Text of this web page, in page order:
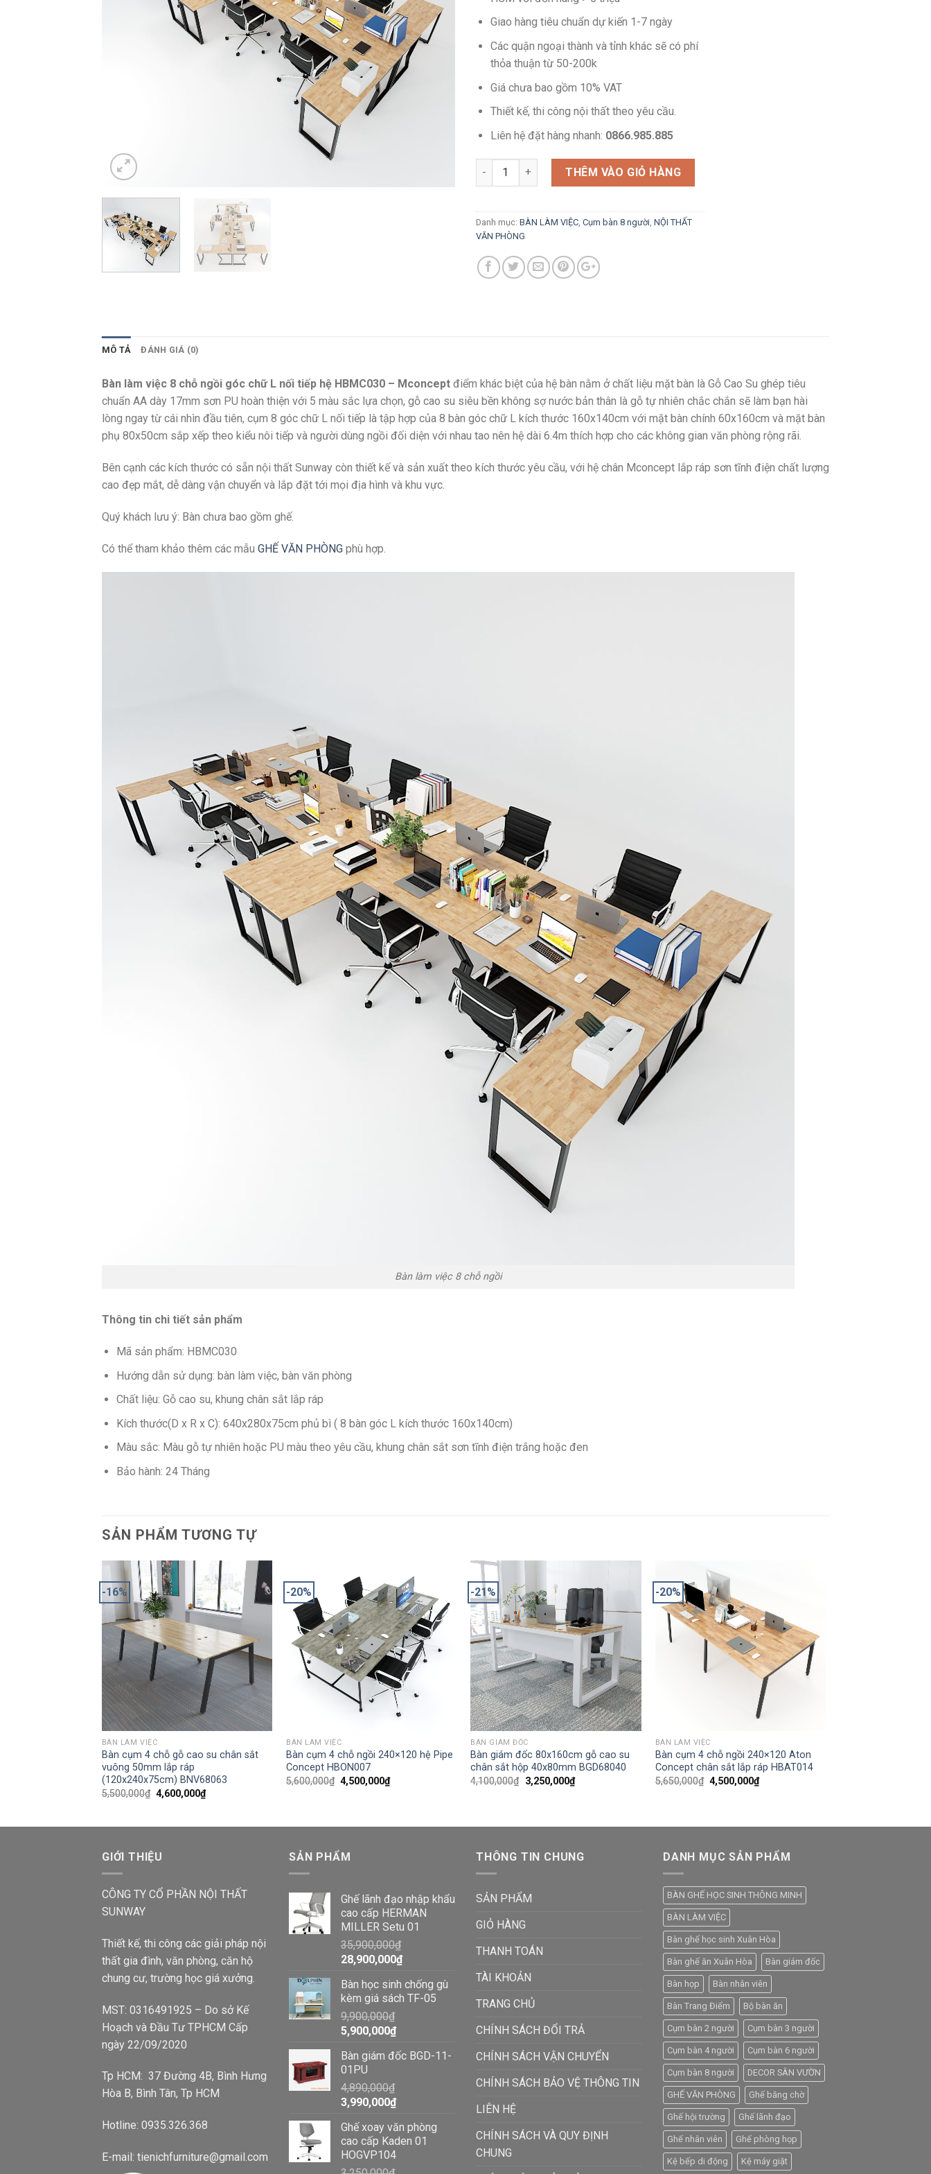
Giao hàng tiêu chuẩn dự kiến 1-7 ngày
Các quận ngoại thành và tỉnh khác sẽ có phí
thỏa thuận từ 50-200k
Giá chưa bao gồm 10% VAT
Thiết kế, thi công nội thất theo yêu cầu.
Liên hệ đặt hàng nhanh: 0866.985.885
Cụm bàn làm việc 8 chỗ hiện đại HBMC030 số lượng
THÊM VÀO GIỎ HÀNG
Danh mục: BÀN LÀM VIỆC, Cụm bàn 8 người, NỘI THẤT
VĂN PHÒNG
MÔ TẢ ĐÁNH GIÁ (0)
Bàn làm việc 8 chỗ ngồi góc chữ L nối tiếp hệ HBMC030 – Mconcept điểm khác biệt của hệ bàn nằm ở chất liệu mặt bàn là Gỗ Cao Su ghép tiêu
chuẩn AA dày 17mm sơn PU hoàn thiện với 5 màu sắc lựa chọn, gỗ cao su siêu bền không sợ nước bản thân là gỗ tự nhiên chắc chắn sẽ làm bạn hài
lòng ngay từ cái nhìn đầu tiên, cụm 8 góc chữ L nối tiếp là tập hợp của 8 bàn góc chữ L kích thước 160x140cm với mặt bàn chính 60x160cm và mặt bàn
phụ 80x50cm sắp xếp theo kiểu nôi tiếp và người dùng ngồi đối diện với nhau tao nên hệ dài 6.4m thích hợp cho các không gian văn phòng rộng rãi.
Bên cạnh các kích thước có sẵn nội thất Sunway còn thiết kế và sản xuất theo kích thước yêu cầu, với hệ chân Mconcept lắp ráp sơn tĩnh điện chất lượng
cao đẹp mắt, dễ dàng vận chuyển và lắp đặt tới mọi địa hình và khu vực.
Quý khách lưu ý: Bàn chưa bao gồm ghế.
Có thể tham khảo thêm các mẫu GHẾ VĂN PHÒNG phù hợp.
Bàn làm việc 8 chỗ ngồi
Thông tin chi tiết sản phẩm
Mã sản phẩm: HBMC030
Hướng dẫn sử dụng: bàn làm việc, bàn văn phòng
Chất liệu: Gỗ cao su, khung chân sắt lắp ráp
Kích thước(D x R x C): 640x280x75cm phủ bì ( 8 bàn góc L kích thước 160x140cm)
Màu sắc: Màu gỗ tự nhiên hoặc PU màu theo yêu cầu, khung chân sắt sơn tĩnh điện trắng hoặc đen
Bảo hành: 24 Tháng
SẢN PHẨM TƯƠNG TỰ
-16%
BÀN LÀM VIỆC
Bàn cụm 4 chỗ gỗ cao su chân sắt
vuông 50mm lắp ráp
(120x240x75cm) BNV68063
5,500,000₫ 4,600,000₫
-20%
BÀN LÀM VIỆC
Bàn cụm 4 chỗ ngồi 240×120 hệ Pipe
Concept HBON007
5,600,000₫ 4,500,000₫
-21%
BÀN GIÁM ĐỐC
Bàn giám đốc 80x160cm gỗ cao su
chân sắt hộp 40x80mm BGD68040
4,100,000₫ 3,250,000₫
-20%
BÀN LÀM VIỆC
Bàn cụm 4 chỗ ngồi 240×120 Aton
Concept chân sắt lắp ráp HBAT014
5,650,000₫ 4,500,000₫
GIỚI THIỆU
CÔNG TY CỔ PHẦN NỘI THẤT
SUNWAY
Thiết kế, thi công các giải pháp nội
thất gia đình, văn phòng, căn hộ
chung cư, trường học giá xưởng.
MST: 0316491925 – Do sở Kế
Hoạch và Đầu Tư TPHCM Cấp
ngày 22/09/2020
Tp HCM: 37 Đường 4B, Bình Hưng
Hòa B, Bình Tân, Tp HCM
Hotline: 0935.326.368
E-mail: tienichfurniture@gmail.com
SẢN PHẨM
Ghế lãnh đạo nhập khẩu
cao cấp HERMAN
MILLER Setu 01
35,900,000₫
28,900,000₫
Bàn học sinh chống gù
kèm giá sách TF-05
9,900,000₫
5,900,000₫
Bàn giám đốc BGD-11-
01PU
4,890,000₫
3,990,000₫
Ghế xoay văn phòng
cao cấp Kaden 01
HOGVP104
THÔNG TIN CHUNG
SẢN PHẨM
GIỎ HÀNG
THANH TOÁN
TÀI KHOẢN
TRANG CHỦ
CHÍNH SÁCH ĐỔI TRẢ
CHÍNH SÁCH VẬN CHUYỂN
CHÍNH SÁCH BẢO VỆ THÔNG TIN
LIÊN HỆ
CHÍNH SÁCH VÀ QUY ĐỊNH
CHUNG
DANH MỤC SẢN PHẨM
BÀN GHẾ HỌC SINH THÔNG MINH
BÀN LÀM VIỆC
Bàn ghế học sinh Xuân Hòa
Bàn ghế ăn Xuân Hòa Bàn giám đốc
Bàn họp Bàn nhân viên
Bàn Trang Điểm Bộ bàn ăn
Cụm bàn 2 người Cụm bàn 3 người
Cụm bàn 4 người Cụm bàn 6 người
Cụm bàn 8 người DECOR SÂN VƯỜN
GHẾ VĂN PHÒNG Ghế băng chờ
Ghế hội trường Ghế lãnh đạo
Ghế nhân viên Ghế phòng họp
Kệ bếp di động Kệ máy giặt